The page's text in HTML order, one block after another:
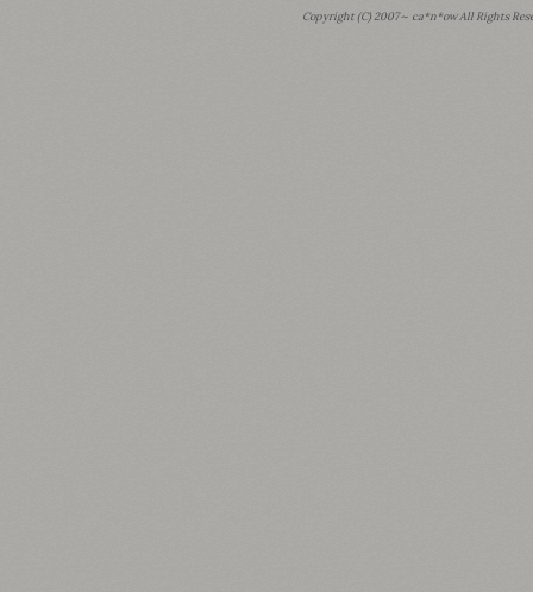
Copyright (C) 2007～ ca*n*ow All Rights